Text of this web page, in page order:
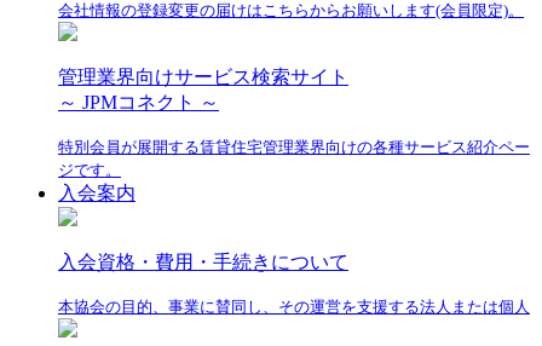
会社情報の登録変更の届けはこちらからお願いします(会員限定)。
管理業界向けサービス検索サイト
～ JPMコネクト ～
特別会員が展開する賃貸住宅管理業界向けの各種サービス紹介ペー
ジです。
入会案内
入会資格・費用・手続きについて
本協会の目的、事業に賛同し、その運営を支援する法人または個人